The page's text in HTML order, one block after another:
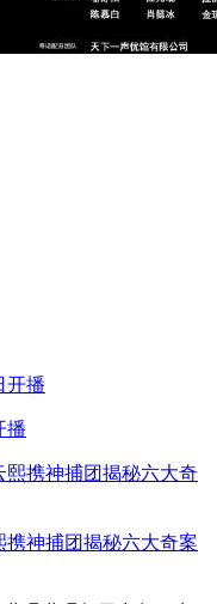
播
携神捕团揭秘六大奇案